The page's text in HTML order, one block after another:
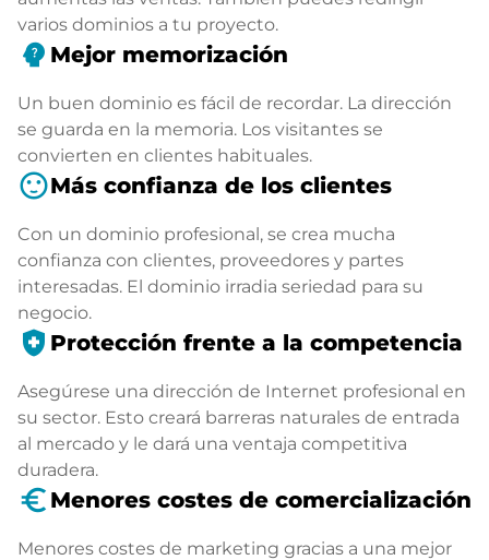
varios dominios a tu proyecto.
psychology_alt Mejor memorización
Un buen dominio es fácil de recordar. La dirección
se guarda en la memoria. Los visitantes se
convierten en clientes habituales.
sentiment_satisfiedMás confianza de los clientes
Con un dominio profesional, se crea mucha
confianza con clientes, proveedores y partes
interesadas. El dominio irradia seriedad para su
negocio.
health_and_safety Protección frente a la competencia
Asegúrese una dirección de Internet profesional en
su sector. Esto creará barreras naturales de entrada
al mercado y le dará una ventaja competitiva
duradera.
euro_symbol Menores costes de comercialización
Menores costes de marketing gracias a una mejor